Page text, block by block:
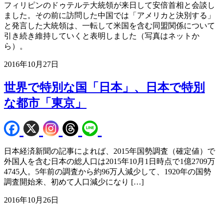
フィリピンのドゥテルテ大統領が来日して安倍首相と会談し
ました。その前に訪問した中国では「アメリカと決別する」
と発言した大統領は、一転して米国を含む同盟関係について
引き続き維持していくと表明しました（写真はネットか
ら）。
2016年10月27日
世界で特別な国「日本」、日本で特別
な都市「東京」
日本経済新聞の記事によれば、2015年国勢調査（確定値）で
外国人を含む日本の総人口は2015年10月1日時点で1億2709万
4745人。5年前の調査から約96万人減少して、1920年の国勢
調査開始来、初めて人口減少になり […]
2016年10月26日